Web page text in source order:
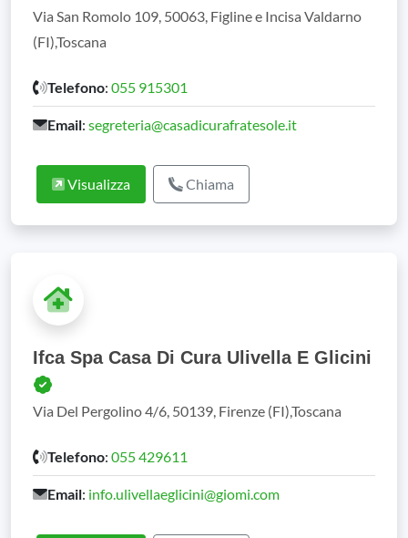
Via San Romolo 109, 50063, Figline e Incisa Valdarno
(FI),Toscana
Telefono: 055 915301
Email: segreteria@casadicurafratesole.it
Visualizza Chiama
Ifca Spa Casa Di Cura Ulivella E Glicini
Via Del Pergolino 4/6, 50139, Firenze (FI),Toscana
Telefono: 055 429611
Email: info.ulivellaeglicini@giomi.com